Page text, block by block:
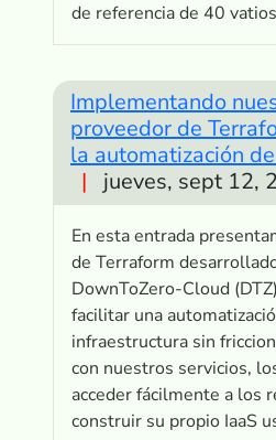
de referencia de 40
Implementando
proveedor de
la automatización
|
jueves, sept 12,
En esta entrada
de Terraform
DownToZero-Cloud
facilitar una
infraestructura sin
con nuestros servicios,
acceder fácilmente a los
construir su propio IaaS